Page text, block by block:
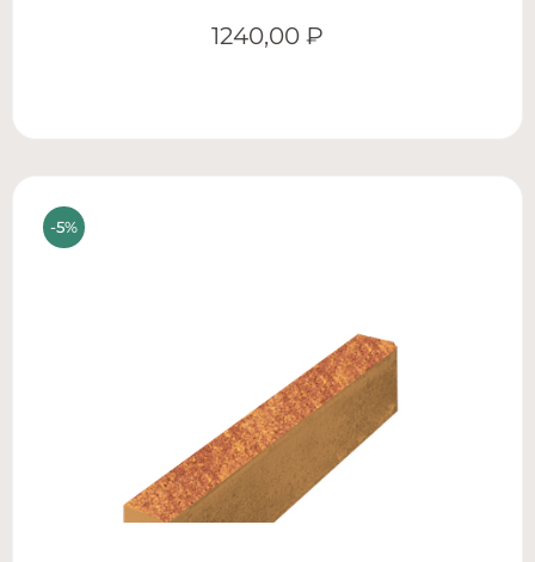
1240,00 ₽